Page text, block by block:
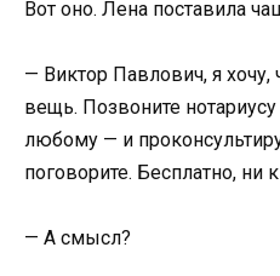
Вот оно. Лена поставила
— Виктор Павлович, я
вещь. Позвоните
любому — и
поговорите. Бесплатно, ни
— А смысл?